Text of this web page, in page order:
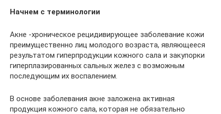
Начнем с терминологии
Акне -хроническое рецидивирующее заболевание кожи
преимущественно лиц молодого возраста, являющееся
результатом гиперпродукции кожного сала и закупорки
гиперплазированных сальных желез с возможным
последующим их воспалением.
В основе заболевания акне заложена активная
продукция кожного сала, которая не обязательно